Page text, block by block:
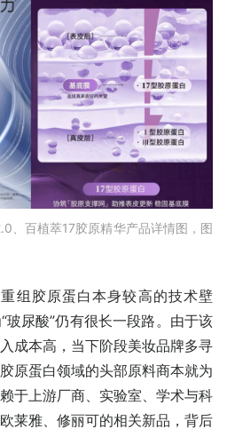
、百植萃17胶原精华产品详情图，图
组胶原蛋白本身较高的技术壁
玻尿酸”仍有很长一段路。由于该
成本高，当下阶段美妆品牌多寻
原蛋白领域的头部原料商本就为
于上游厂商、实验室、学术与科
莱雅、修丽可的相关新品，背后